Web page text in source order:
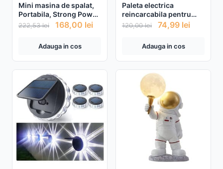
Mini masina de spalat,
Portabila, Strong Power,
Capacitate 4L
222,53lei 168,00 lei
Adauga in cos
Paleta electrica
reincarcabila pentru
tantari si insecte
120,00lei 74,99 lei
Adauga in cos